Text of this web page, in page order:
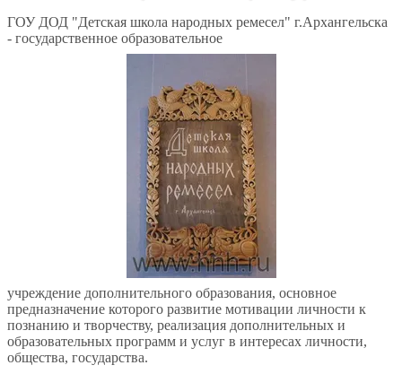
ГОУ ДОД "Детская школа народных ремесел" г.Архангельска
- государственное образовательное
учреждение дополнительного образования, основное
предназначение которого развитие мотивации личности к
познанию и творчеству, реализация дополнительных и
образовательных программ и услуг в интересах личности,
общества, государства.